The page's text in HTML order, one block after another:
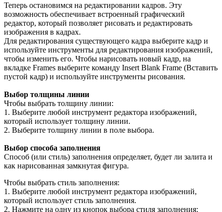
Теперь остановимся на редактировании кадров. Эту
возможность обеспечивает встроенный графический
редактор, который позволяет рисовать и редактировать
изображения в кадрах.
Для редактирования существующего кадра выберите кадр и
используйте инструменты для редактирования изображений,
чтобы изменить его. Чтобы нарисовать новый кадр, на
вкладке Frames выберите команду Insert Blank Frame (Вставить
пустой кадр) и используйте инструменты рисования.
Выбор толщины линии
Чтобы выбрать толщину линии:
1. Выберите любой инструмент редактора изображений,
который использует толщину линии.
2. Выберите толщину линии в поле выбора.
Выбор способа заполнения
Способ (или стиль) заполнения определяет, будет ли залита и
как нарисованная замкнутая фигура.
Чтобы выбрать стиль заполнения:
1. Выберите любой инструмент редактора изображений,
который использует стиль заполнения.
2. Нажмите на одну из кнопок выбора стиля заполнения: